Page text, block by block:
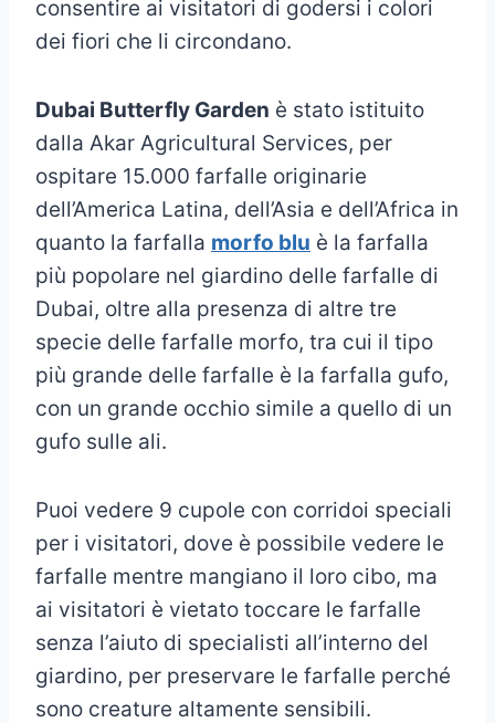
consentire ai visitatori di godersi i colori
dei fiori che li circondano.
Dubai Butterfly Garden è stato istituito
dalla Akar Agricultural Services, per
ospitare 15.000 farfalle originarie
dell’America Latina, dell’Asia e dell’Africa in
quanto la farfalla morfo blu è la farfalla
più popolare nel giardino delle farfalle di
Dubai, oltre alla presenza di altre tre
specie delle farfalle morfo, tra cui il tipo
più grande delle farfalle è la farfalla gufo,
con un grande occhio simile a quello di un
gufo sulle ali.
Puoi vedere 9 cupole con corridoi speciali
per i visitatori, dove è possibile vedere le
farfalle mentre mangiano il loro cibo, ma
ai visitatori è vietato toccare le farfalle
senza l’aiuto di specialisti all’interno del
giardino, per preservare le farfalle perché
sono creature altamente sensibili.